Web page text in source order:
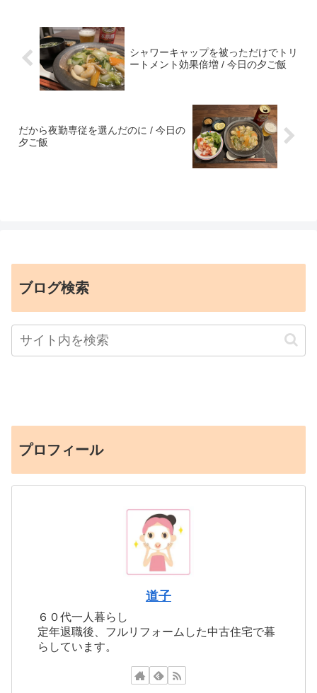
シャワーキャップを被っただけでトリ
ートメント効果倍増 / 今日の夕ご飯
だから夜勤専従を選んだのに / 今日の
夕ご飯
ブログ検索
プロフィール
道子
６０代一人暮らし
定年退職後、フルリフォームした中古住宅で暮
らしています。